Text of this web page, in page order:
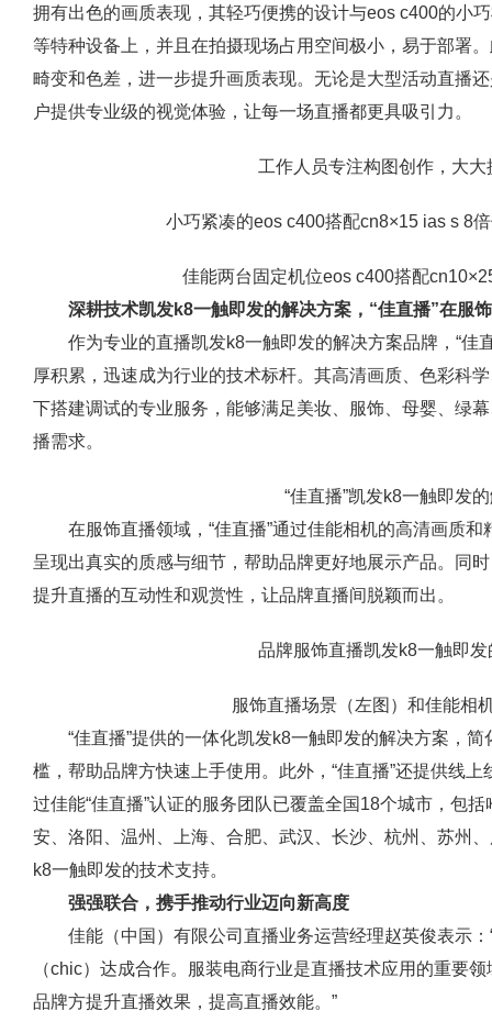
拥有出色的画质表现，其轻巧便携的设计与eos c400的小
等特种设备上，并且在拍摄现场占用空间极小，易于部署
畸变和色差，进一步提升画质表现。无论是大型活动直播
户提供专业级的视觉体验，让每一场直播都更具吸引力。
工作人员专注构图创作，大
小巧紧凑的eos c400搭配cn8×15 ias s 8
佳能两台固定机位eos c400搭配
深耕技术凯发k8一触即发的解决方案，“佳直播”在服
作为专业的直播凯发k8一触即发的解决方案品牌，“佳
厚积累，迅速成为行业的技术标杆。其高清画质、色彩科
下搭建调试的专业服务，能够满足美妆、服饰、母婴、绿
播需求。
“佳直播”凯发k8一触即发
在服饰直播领域，“佳直播”通过佳能相机的高清画质
呈现出真实的质感与细节，帮助品牌更好地展示产品。同
提升直播的互动性和观赏性，让品牌直播间脱颖而出。
品牌服饰直播凯发k8一触即
服饰直播场景（左图）和佳能相
“佳直播”提供的一体化凯发k8一触即发的解决方案，
槛，帮助品牌方快速上手使用。此外，“佳直播”还提供线
过佳能“佳直播”认证的服务团队已覆盖全国18个城市，包
安、洛阳、温州、上海、合肥、武汉、长沙、杭州、苏州
k8一触即发的技术支持。
强强联合，携手推动行业迈向新高度
佳能（中国）有限公司直播业务运营经理赵英俊表示
（chic）达成合作。服装电商行业是直播技术应用的重要
品牌方提升直播效果，提高直播效能。”